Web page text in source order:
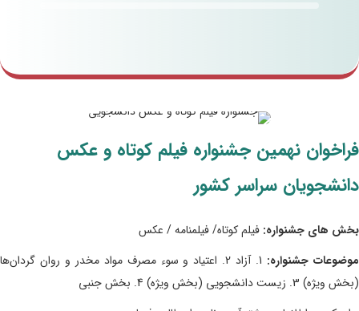
فراخوان نهمین جشنواره فیلم کوتاه و عکس
دانشجویان سراسر کشور
بخش های جشنواره: فیلم کوتاه/ فیلمنامه / عکس
موضوعات جشنواره:
1. آزاد 2. اعتیاد و سوء مصرف مواد مخدر و روان گردان‌ها
(بخش ویژه) 3. زیست دانشجویی (بخش ویژه) 4. بخش جنبی